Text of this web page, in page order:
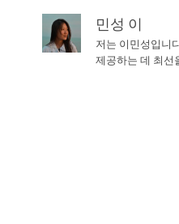
민성 이
저는 이민성입니
제공하는 데 최선